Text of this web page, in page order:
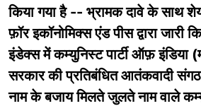
किया गया है -- भ्रामक दावे के साथ
फ़ॉर इकॉनोमिक्स एंड पीस द्वारा जारी
इंडेक्स में कम्युनिस्ट पार्टी ऑफ़ इंडिया
सरकार की प्रतिबंधित आतंकवादी
नाम के बजाय मिलते जुलते नाम वाले